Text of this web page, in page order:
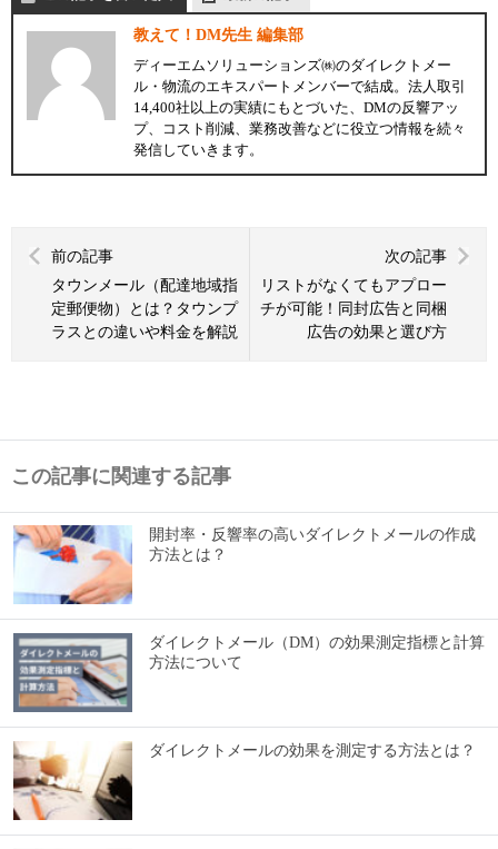
教えて！DM先生 編集部
ディーエムソリューションズ㈱のダイレクトメー
ル・物流のエキスパートメンバーで結成。法人取引
14,400社以上の実績にもとづいた、DMの反響アッ
プ、コスト削減、業務改善などに役立つ情報を続々
発信していきます。
前の記事
タウンメール（配達地域指
定郵便物）とは？タウンプ
ラスとの違いや料金を解説
次の記事
リストがなくてもアプロー
チが可能！同封広告と同梱
広告の効果と選び方
この記事に関連する記事
開封率・反響率の高いダイレクトメールの作成
方法とは？
ダイレクトメール（DM）の効果測定指標と計算
方法について
ダイレクトメールの効果を測定する方法とは？